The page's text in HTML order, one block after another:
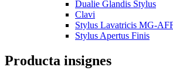
Dualie Glandis Stylus
Clavi
Stylus Lavatricis MG-
Stylus Apertus Finis
Producta insignes